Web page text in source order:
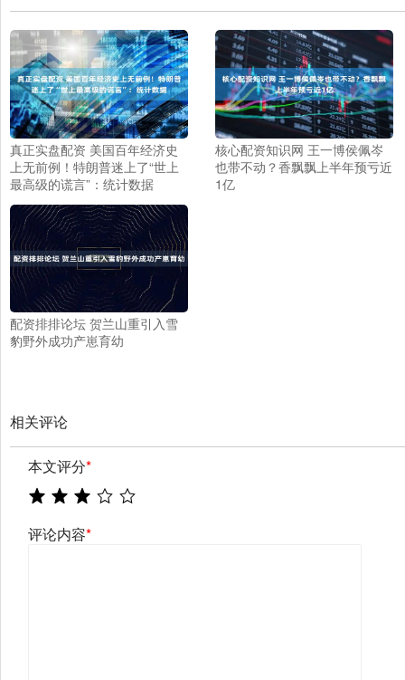
真正实盘配资 美国百年经济史
上无前例！特朗普迷上了“世上
最高级的谎言”：统计数据
核心配资知识网 王一博侯佩岑
也带不动？香飘飘上半年预亏近
1亿
配资排排论坛 贺兰山重引入雪
豹野外成功产崽育幼
相关评论
本文评分*
评论内容*